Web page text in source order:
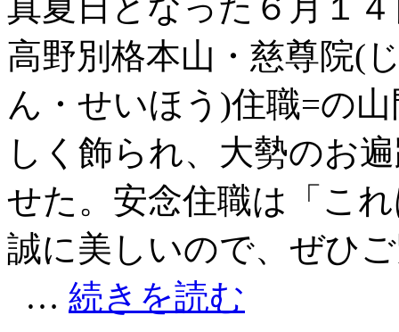
高野別格本山・慈尊院(
ん・せいほう)住職=の
しく飾られ、大勢のお
せた。安念住職は「こ
誠に美しいので、ぜひ
… 続きを読む